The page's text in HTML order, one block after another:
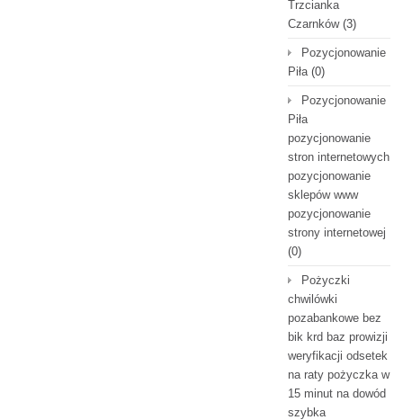
Trzcianka
Czarnków(3)
Pozycjonowanie
Piła(0)
Pozycjonowanie
Piła
pozycjonowanie
stron internetowych
pozycjonowanie
sklepów www
pozycjonowanie
strony internetowej
(0)
Pożyczki
chwilówki
pozabankowe bez
bik krd baz prowizji
weryfikacji odsetek
na raty pożyczka w
15 minut na dowód
szybka